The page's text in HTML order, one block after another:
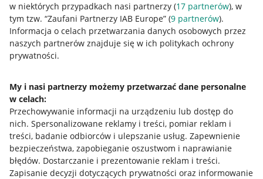
w niektórych przypadkach nasi partnerzy (17 partnerów), w
tym tzw. “Zaufani Partnerzy IAB Europe” (9 partnerów).
Informacja o celach przetwarzania danych osobowych przez
naszych partnerów znajduje się w ich politykach ochrony
prywatności.
My i nasi partnerzy możemy przetwarzać dane personalne
w celach:
Przechowywanie informacji na urządzeniu lub dostęp do
nich. Spersonalizowane reklamy i treści, pomiar reklam i
treści, badanie odbiorców i ulepszanie usług. Zapewnienie
bezpieczeństwa, zapobieganie oszustwom i naprawianie
błędów. Dostarczanie i prezentowanie reklam i treści.
Zapisanie decyzji dotyczących prywatności oraz informowanie
Przydatne informacje
Jak to działa
Allegro Gadane dla sprzedających
Allegro Gadane dla kupujących
Mapa miejscowości
Informacje prawne